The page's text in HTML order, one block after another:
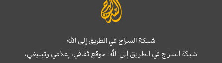
شبكة السراج في الطريق إلى الله
شبكة السراج في الطريق إلى الله؛ موقع ثقافي، إعلامي وتبليغي،